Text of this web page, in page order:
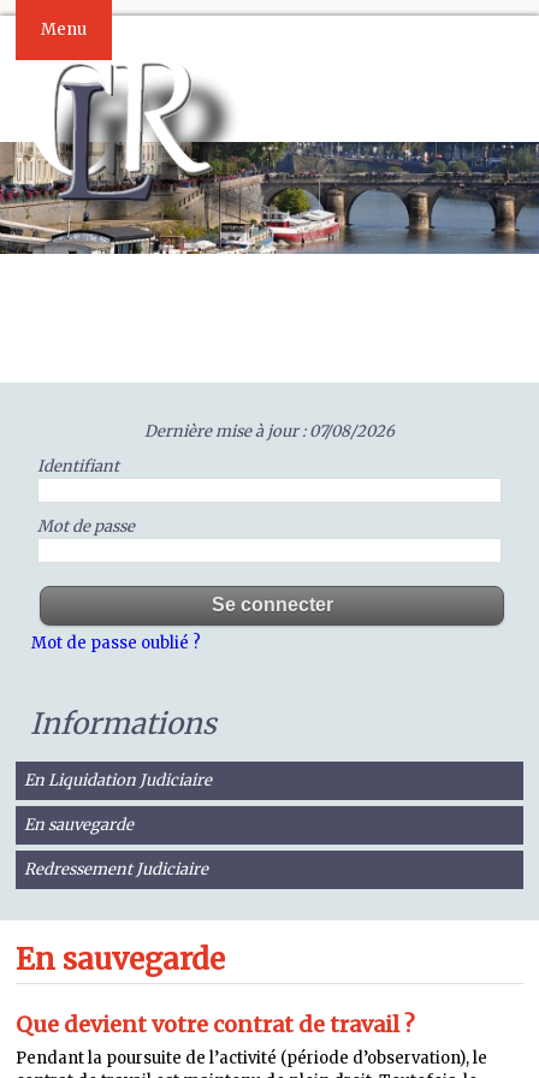
Menu
Dernière mise à jour : 07/08/2026
Identifiant
Mot de passe
Mot de passe oublié ?
Informations
En Liquidation Judiciaire
En sauvegarde
Redressement Judiciaire
En sauvegarde
Que devient votre contrat de travail ?
Pendant la poursuite de l’activité (période d’observation), le